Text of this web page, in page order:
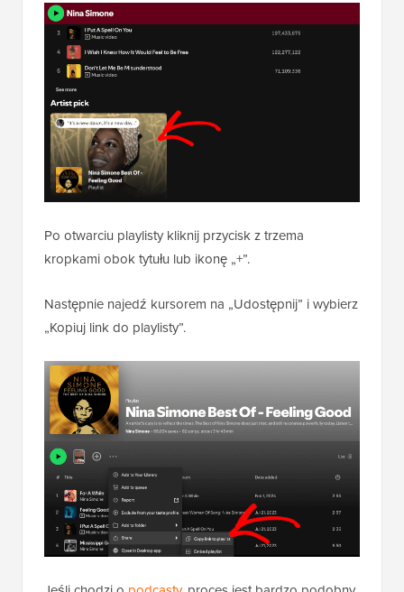
Po otwarciu playlisty kliknij przycisk z trzema
kropkami obok tytułu lub ikonę „+”.
Następnie najedź kursorem na „Udostępnij” i wybierz
„Kopiuj link do playlisty”.